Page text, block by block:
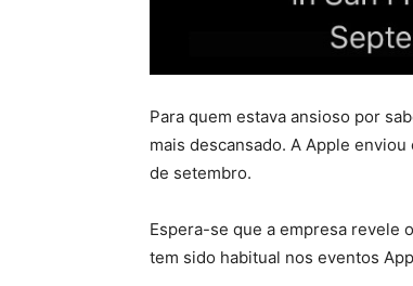
Para quem estava ansioso por
mais descansado. A Apple
de setembro.
Espera-se que a empresa revele
tem sido habitual nos eventos